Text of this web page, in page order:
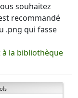
souhaitez
recommandé
.png qui fasse
la bibliothèque